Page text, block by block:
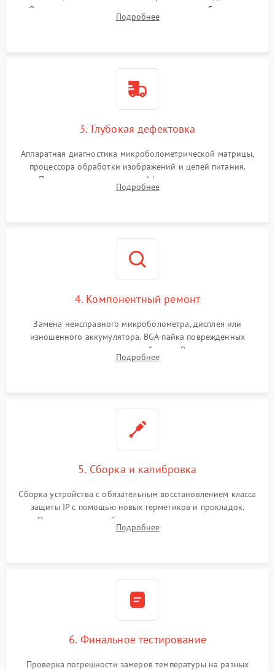
Очистка внутренних плат от окислов и пыли. Бережная
обработка германиевого объектива специализированными
Подробнее
3. Глубокая дефектовка
Аппаратная диагностика микроболометрической матрицы,
процессора обработки изображений и цепей питания.
Проверка целостности шлейфов, модуля памяти и
интерфейсов связи. Выявление сгоревших SMD-компонентов
Подробнее
4. Компонентный ремонт
Замена неисправного микроболометра, дисплея или
изношенного аккумулятора. BGA-пайка поврежденных
контроллеров на материнской плате. Восстановление
разъемов и кнопок, замена поврежденных элементов
Подробнее
5. Сборка и калибровка
Сборка устройства с обязательным восстановлением класса
защиты IP с помощью новых герметиков и прокладок.
Программная калибровка матрицы по эталонному
абсолютно черному телу для точного измерения температур.
Подробнее
6. Финальное тестирование
Проверка погрешности замеров температуры на разных